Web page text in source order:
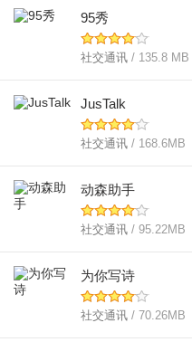
95秀
社交通讯 / 135.8 MB
JusTalk
社交通讯 / 168.6MB
动森助手
社交通讯 / 95.22MB
为你写诗
社交通讯 / 70.26MB